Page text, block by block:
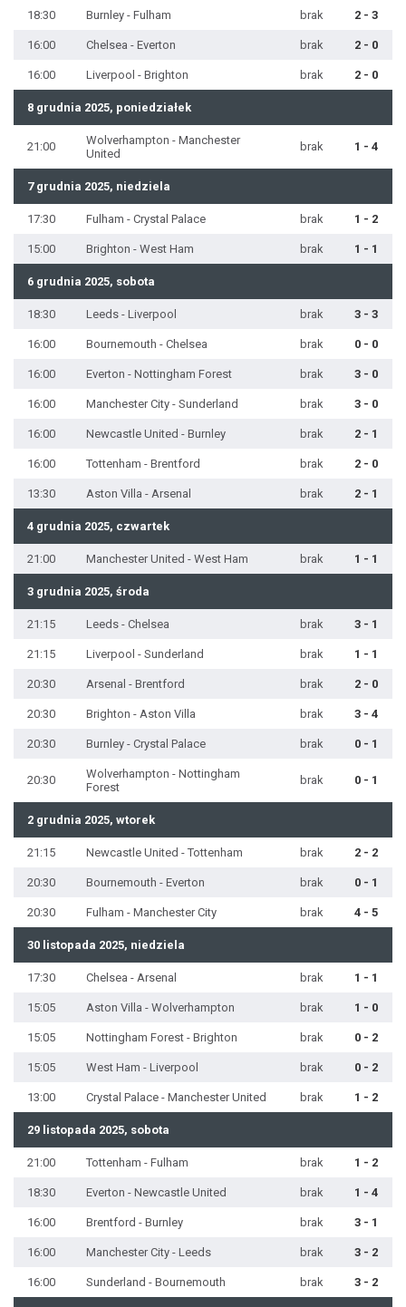
18:30 Burnley - Fulham brak 2 - 3
16:00 Chelsea - Everton brak 2 - 0
16:00 Liverpool - Brighton brak 2 - 0
8 grudnia 2025, poniedziałek
21:00
Wolverhampton - Manchester
United
brak 1 - 4
7 grudnia 2025, niedziela
17:30 Fulham - Crystal Palace brak 1 - 2
15:00 Brighton - West Ham brak 1 - 1
6 grudnia 2025, sobota
18:30 Leeds - Liverpool brak 3 - 3
16:00 Bournemouth - Chelsea brak 0 - 0
16:00 Everton - Nottingham Forest brak 3 - 0
16:00 Manchester City - Sunderland brak 3 - 0
16:00 Newcastle United - Burnley brak 2 - 1
16:00 Tottenham - Brentford brak 2 - 0
13:30 Aston Villa - Arsenal brak 2 - 1
4 grudnia 2025, czwartek
21:00 Manchester United - West Ham brak 1 - 1
3 grudnia 2025, środa
21:15 Leeds - Chelsea brak 3 - 1
21:15 Liverpool - Sunderland brak 1 - 1
20:30 Arsenal - Brentford brak 2 - 0
20:30 Brighton - Aston Villa brak 3 - 4
20:30 Burnley - Crystal Palace brak 0 - 1
20:30
Wolverhampton - Nottingham
Forest
brak 0 - 1
2 grudnia 2025, wtorek
21:15 Newcastle United - Tottenham brak 2 - 2
20:30 Bournemouth - Everton brak 0 - 1
20:30 Fulham - Manchester City brak 4 - 5
30 listopada 2025, niedziela
17:30 Chelsea - Arsenal brak 1 - 1
15:05 Aston Villa - Wolverhampton brak 1 - 0
15:05 Nottingham Forest - Brighton brak 0 - 2
15:05 West Ham - Liverpool brak 0 - 2
13:00 Crystal Palace - Manchester United brak 1 - 2
29 listopada 2025, sobota
21:00 Tottenham - Fulham brak 1 - 2
18:30 Everton - Newcastle United brak 1 - 4
16:00 Brentford - Burnley brak 3 - 1
16:00 Manchester City - Leeds brak 3 - 2
16:00 Sunderland - Bournemouth brak 3 - 2